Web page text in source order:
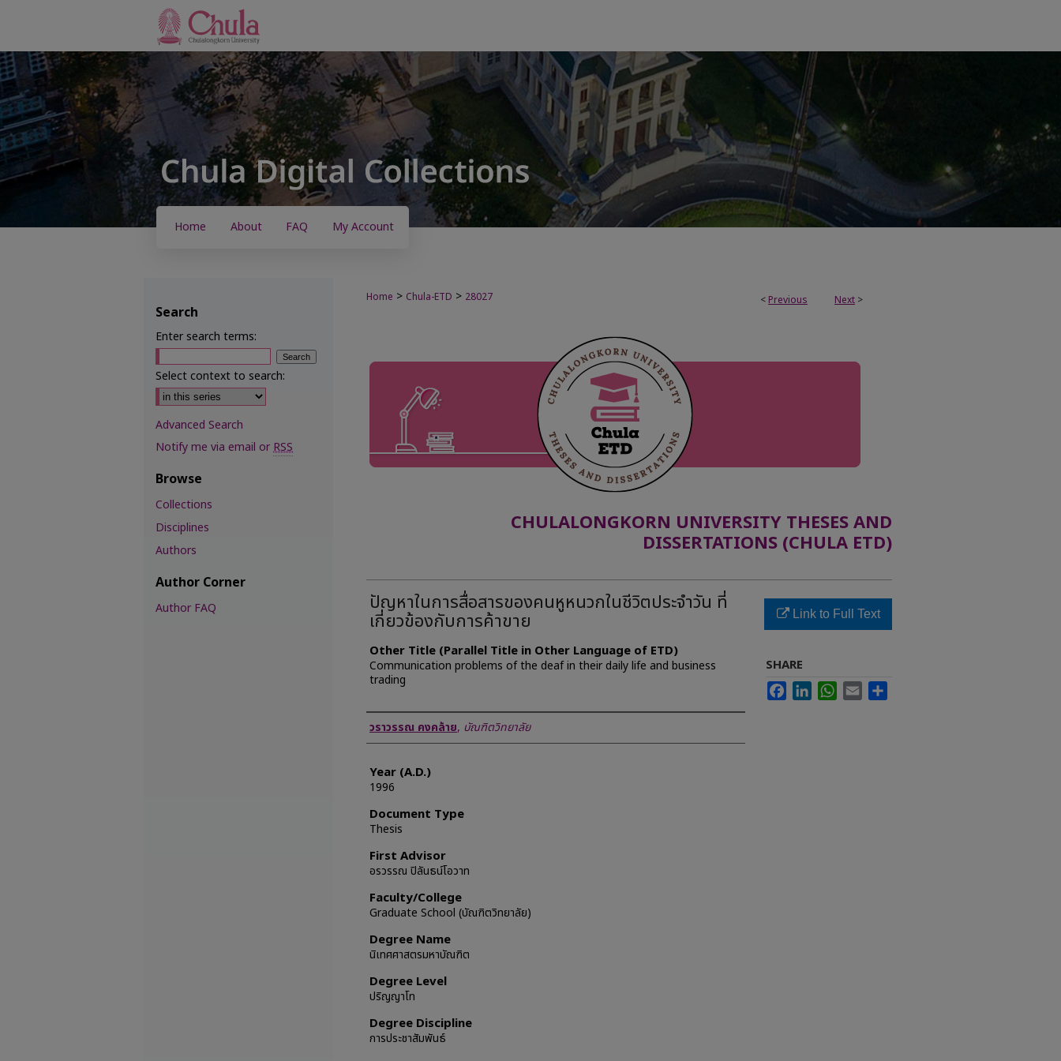
Home About FAQ My Account
< Previous Next >
Home > Chula-ETD > 28027
CHULALONGKORN UNIVERSITY THESES AND
DISSERTATIONS (CHULA ETD)
ปัญหาในการสื่อสารของคนหูหนวกในชีวิตประจำวัน ที่
เกี่ยวข้องกับการค้าขาย
Other Title (Parallel Title in Other Language of ETD)
Communication problems of the deaf in their daily life and business
trading
Author
วราวรรณ คงคล้าย, บัณฑิตวิทยาลัย
Year (A.D.)
1996
Document Type
Thesis
First Advisor
อรวรรณ ปิลันธน์โอวาท
Faculty/College
Graduate School (บัณฑิตวิทยาลัย)
Degree Name
นิเทศศาสตรมหาบัณฑิต
Degree Level
ปริญญาโท
Degree Discipline
การประชาสัมพันธ์
Link to Full Text
SHARE
FacebookLinkedInWhatsApp
Email
Search
Enter search terms:
Select context to search:
Advanced Search
Notify me via email or RSS
Browse
Collections
Disciplines
Authors
Author Corner
Author FAQ